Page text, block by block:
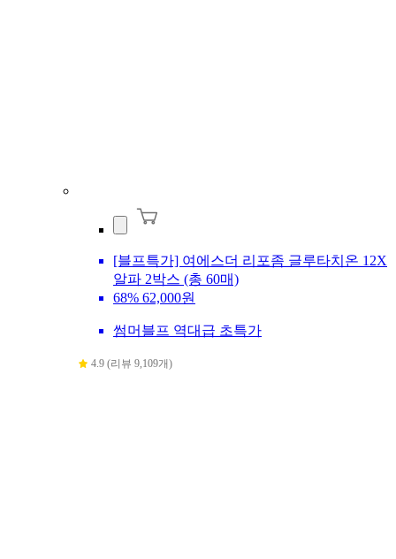
[블프특가] 여에스더 리포좀 글루타치온 12X
알파 2박스 (총 60매)
68% 62,000원
썸머블프 역대급 초특가
4.9 (리뷰 9,109개)